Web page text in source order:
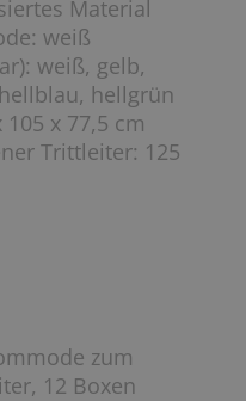
Material
weiß
weiß, gelb,
hellgrün
105 x 77,5 cm
Trittleiter: 125
zum
12 Boxen